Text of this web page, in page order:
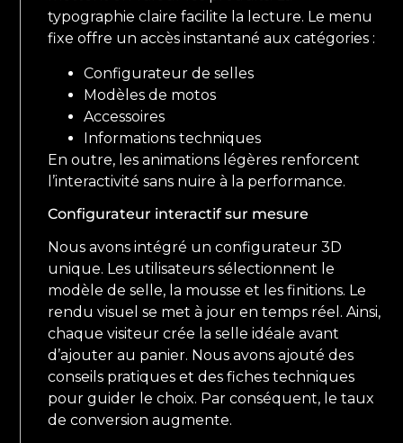
typographie claire facilite la lecture. Le menu
fixe offre un accès instantané aux catégories :
Configurateur de selles
Modèles de motos
Accessoires
Informations techniques
En outre, les animations légères renforcent
l’interactivité sans nuire à la performance.
Configurateur interactif sur mesure
Nous avons intégré un configurateur 3D
unique. Les utilisateurs sélectionnent le
modèle de selle, la mousse et les finitions. Le
rendu visuel se met à jour en temps réel. Ainsi,
chaque visiteur crée la selle idéale avant
d’ajouter au panier. Nous avons ajouté des
conseils pratiques et des fiches techniques
pour guider le choix. Par conséquent, le taux
de conversion augmente.